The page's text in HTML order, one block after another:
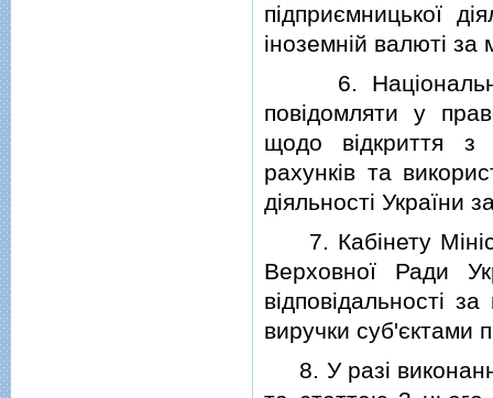
пiдприємницької
iноземнiй валютi за
6.
повiдомляти у
щодо вiдкриття з
рахункiв та
дiяльностi України
7. Кабiнету
Верховної Ради
вiдповiдальностi за
виручки суб'єктами
8. У разi